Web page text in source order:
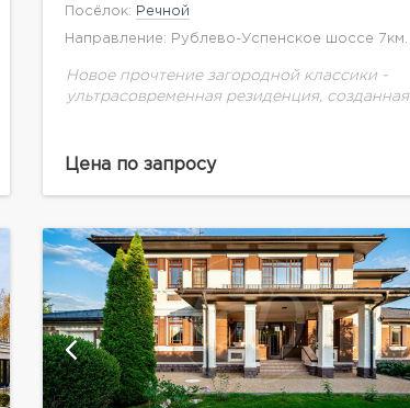
Посёлок: Речной
Направление: Рублево-Успенское шоссе 7км.
Новое прочтение загородной классики -
ультрасовременная резиденция, созданная
Цена по запросу
показать ещё 26 фотографий